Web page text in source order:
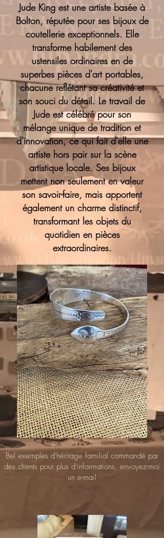
Jude King est une artiste basée à
Bolton, réputée pour ses bijoux de
coutellerie exceptionnels. Elle
transforme habilement des
ustensiles ordinaires en de
superbes pièces d'art portables,
chacune reflétant sa créativité et
son souci du détail. Le travail de
Jude est célébré pour son
mélange unique de tradition et
d'innovation, ce qui fait d'elle une
artiste hors pair sur la scène
artistique locale. Ses bijoux
mettent non seulement en valeur
son savoir-faire, mais apportent
également un charme distinctif,
transformant les objets du
quotidien en pièces
extraordinaires.
Bel exemples d'héritage familial commandé par
des clients pour plus d'informations, envoyez-moi
un e-mail